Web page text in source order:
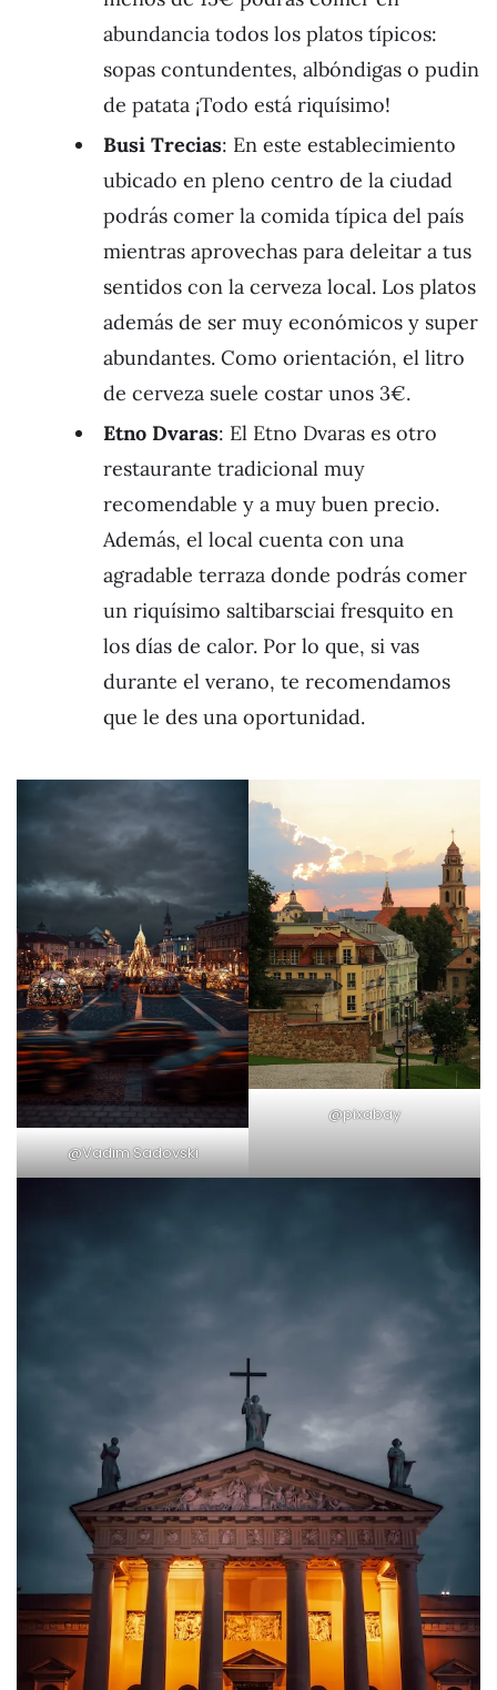
abundancia todos los platos típicos:
sopas contundentes, albóndigas o pudin
de patata ¡Todo está riquísimo!
Busi Trecias: En este establecimiento
ubicado en pleno centro de la ciudad
podrás comer la comida típica del país
mientras aprovechas para deleitar a tus
sentidos con la cerveza local. Los platos
además de ser muy económicos y super
abundantes. Como orientación, el litro
de cerveza suele costar unos 3€.
Etno Dvaras: El Etno Dvaras es otro
restaurante tradicional muy
recomendable y a muy buen precio.
Además, el local cuenta con una
agradable terraza donde podrás comer
un riquísimo saltibarsciai fresquito en
los días de calor. Por lo que, si vas
durante el verano, te recomendamos
que le des una oportunidad.
@Vadim Sadovski
@pixabay